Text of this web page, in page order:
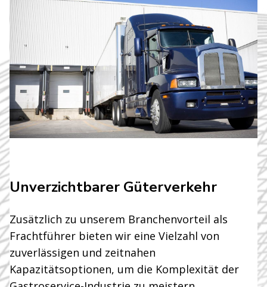
Unverzichtbarer Güterverkehr
Zusätzlich zu unserem Branchenvorteil als
Frachtführer bieten wir eine Vielzahl von
zuverlässigen und zeitnahen
Kapazitätsoptionen, um die Komplexität der